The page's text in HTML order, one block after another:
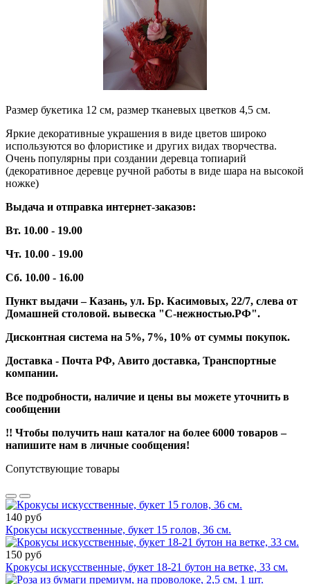
Размер букетика 12 см, размер тканевых цветков 4,5 см.
Яркие декоративные украшения в виде цветов широко
используются во флористике и других видах творчества.
Очень популярны при создании деревца топиарий
(декоративное деревце ручной работы в виде шара на высокой
ножке)
Выдача и отправка интернет-заказов:
Вт. 10.00 - 19.00
Чт. 10.00 - 19.00
Сб. 10.00 - 16.00
Пункт выдачи – Казань, ул. Бр. Касимовых, 22/7, слева от
Домашней столовой. вывеска "С-нежностью.РФ".
Дисконтная система на 5%, 7%, 10% от суммы покупок.
Доставка - Почта РФ, Авито доставка, Транспортные
компании.
Все подробности, наличие и цены вы можете уточнить в
сообщении
!! Чтобы получить наш каталог на более 6000 товаров –
напишите нам в личные сообщения!
Сопутствующие товары
140 руб
Крокусы искусственные, букет 15 голов, 36 см.
150 руб
Крокусы искусственные, букет 18-21 бутон на ветке, 33 см.